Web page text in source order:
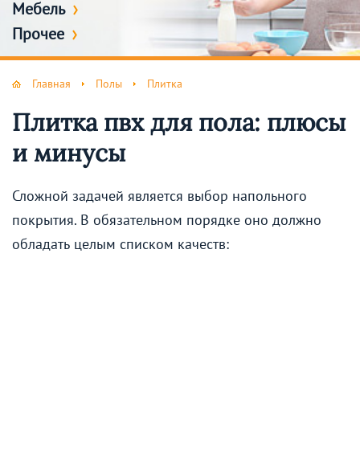
Мебель
Прочее
Главная Полы Плитка
Плитка пвх для пола: плюсы
и минусы
Сложной задачей является выбор напольного
покрытия. В обязательном порядке оно должно
обладать целым списком качеств: